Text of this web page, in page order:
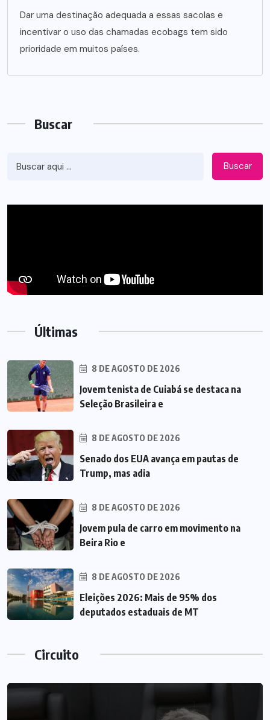
Dar uma destinação adequada a essas sacolas e
incentivar o uso das chamadas ecobags tem sido
prioridade em muitos países.
Buscar
Buscar
Últimas
8 DE AGOSTO DE 2026
Jovem tenista de Cuiabá se destaca na
Seleção Brasileira e
8 DE AGOSTO DE 2026
Senado dos EUA avança em pautas de
Trump, mas adia
8 DE AGOSTO DE 2026
Jovem pula de carro em movimento na
Beira Rio e
8 DE AGOSTO DE 2026
Eleições 2026: Mais de 95% dos
deputados estaduais de MT
Circuito